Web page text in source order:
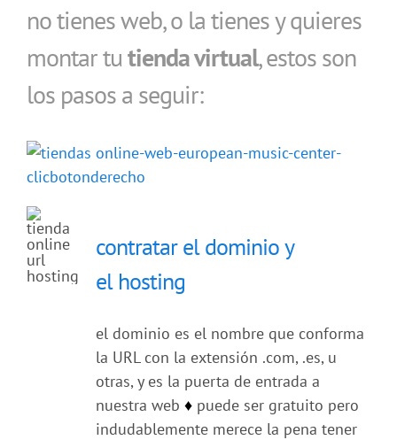
no tienes web, o la tienes y quieres
montar tutienda virtual, estos son
los pasos a seguir:
contratar el dominio y
el hosting
el dominio es el nombre que conforma
la URL con la extensión .com, .es, u
otras, y es la puerta de entrada a
nuestra web ♦puede ser gratuito pero
indudablemente merece la pena tener